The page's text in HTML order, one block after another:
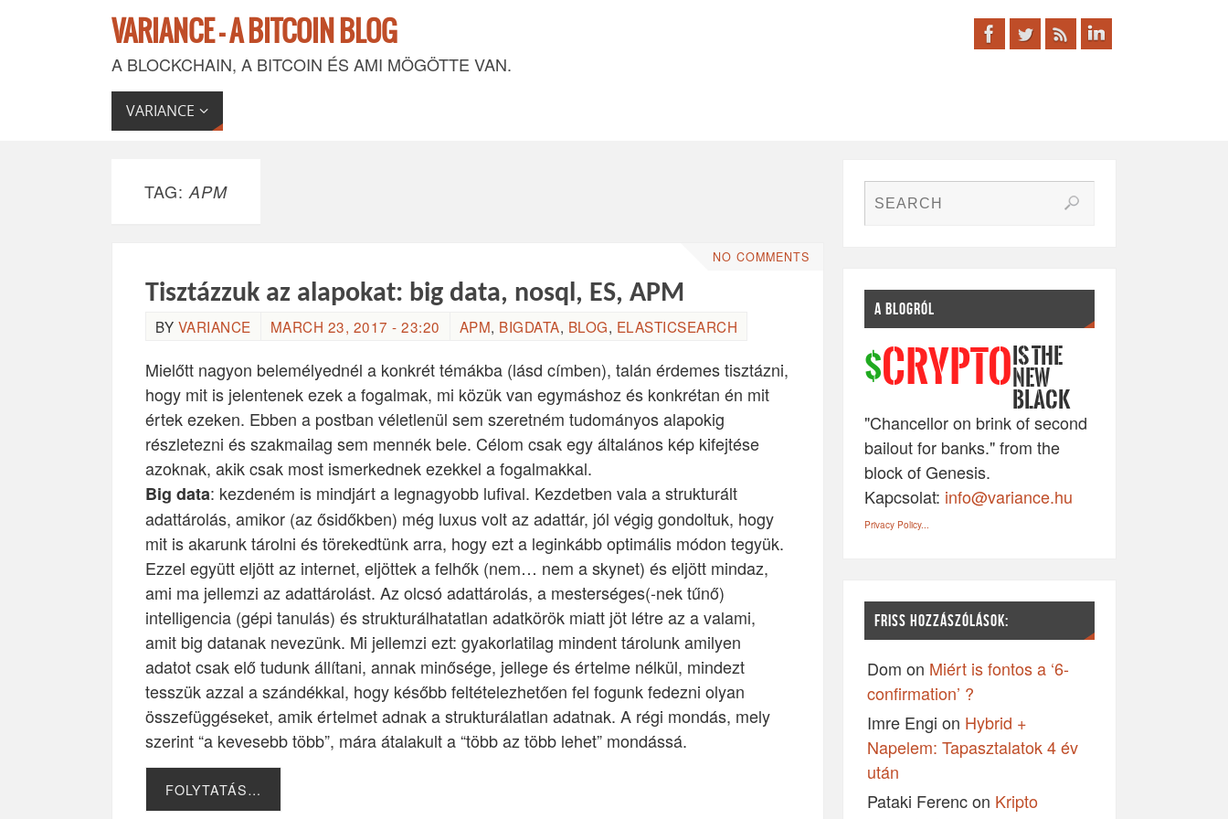
VARIANCE - A BITCOIN BLOG
A BLOCKCHAIN, A BITCOIN ÉS AMI MÖGÖTTE VAN.
VARIANCE
TAG: APM
NO COMMENTS
Tisztázzuk az alapokat: big data, nosql, ES, APM
BY VARIANCE MARCH 23, 2017 - 23:20 APM, BIGDATA, BLOG, ELASTICSEARCH
Mielőtt nagyon belemélyednél a konkrét témákba (lásd címben), talán érdemes tisztázni,
hogy mit is jelentenek ezek a fogalmak, mi közük van egymáshoz és konkrétan én mit
értek ezeken. Ebben a postban véletlenül sem szeretném tudományos alapokig
részletezni és szakmailag sem mennék bele. Célom csak egy általános kép kifejtése
azoknak, akik csak most ismerkednek ezekkel a fogalmakkal.
Big data: kezdeném is mindjárt a legnagyobb lufival. Kezdetben vala a strukturált
adattárolás, amikor (az ősidőkben) még luxus volt az adattár, jól végig gondoltuk, hogy
mit is akarunk tárolni és törekedtünk arra, hogy ezt a leginkább optimális módon tegyük.
Ezzel együtt eljött az internet, eljöttek a felhők (nem… nem a skynet) és eljött mindaz,
ami ma jellemzi az adattárolást. Az olcsó adattárolás, a mesterséges(-nek tűnő)
intelligencia (gépi tanulás) és strukturálhatatlan adatkörök miatt jöt létre az a valami,
amit big datanak nevezünk. Mi jellemzi ezt: gyakorlatilag mindent tárolunk amilyen
adatot csak elő tudunk állítani, annak minősége, jellege és értelme nélkül, mindezt
tesszük azzal a szándékkal, hogy később feltételezhetően fel fogunk fedezni olyan
összefüggéseket, amik értelmet adnak a strukturálatlan adatnak. A régi mondás, mely
szerint “a kevesebb több”, mára átalakult a “több az több lehet” mondássá.
FOLYTATÁS…
A BLOGRÓL
$CRYPTO IS THE
NEW
BLACK
"Chancellor on brink of second
bailout for banks." from the
block of Genesis.
Kapcsolat: info@variance.hu
Privacy Policy...
FRISS HOZZÁSZÓLÁSOK:
Dom on Miért is fontos a ‘6-
confirmation’ ?
Imre Engi on Hybrid +
Napelem: Tapasztalatok 4 év
után
Pataki Ferencon Kripto